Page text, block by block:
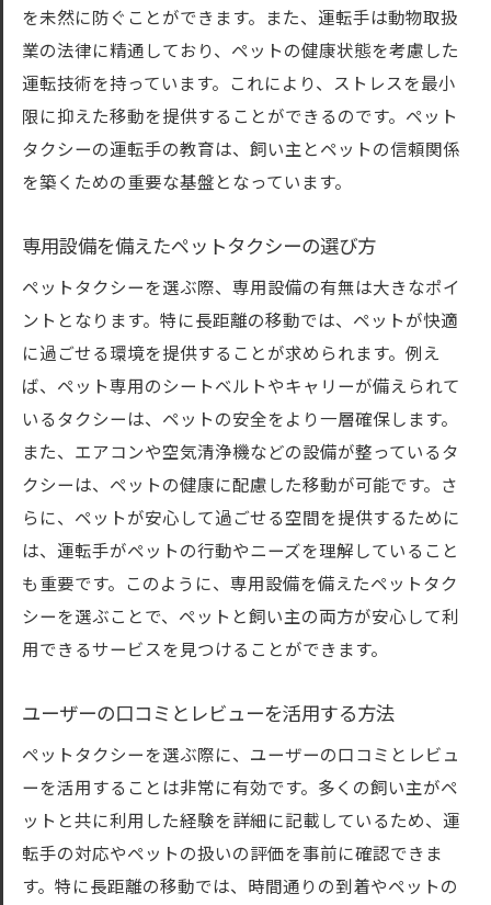
長距離移動に適したタクシーを選ぶポイン
ト
予約時に確認すべきペットタクシーの条件
長距離移動時のペットタクシー利用で気をつけ
ること
長距離移動中のペットの健康管理
緊急時の対応策を知っておく
長距離移動前に確認すべきこと
ペットタクシーの選び方で注目すべき安全性と
快適性
安全運転が第一のペットタクシー選び
快適な車内環境を提供するタクシーの特徴
長距離でも安心して乗れるタクシーとは
快適性を重視したペットタクシーの見極め
方
ストレス軽減に効果的な移動方法
ペットの心のケアを重視するタクシー
を未然に防ぐことができます。また、運転手は動物取扱
業の法律に精通しており、ペットの健康状態を考慮した
運転技術を持っています。これにより、ストレスを最小
限に抑えた移動を提供することができるのです。ペット
タクシーの運転手の教育は、飼い主とペットの信頼関係
を築くための重要な基盤となっています。
専用設備を備えたペットタクシーの選び方
ペットタクシーを選ぶ際、専用設備の有無は大きなポイ
ントとなります。特に長距離の移動では、ペットが快適
に過ごせる環境を提供することが求められます。例え
ば、ペット専用のシートベルトやキャリーが備えられて
いるタクシーは、ペットの安全をより一層確保します。
また、エアコンや空気清浄機などの設備が整っているタ
クシーは、ペットの健康に配慮した移動が可能です。さ
らに、ペットが安心して過ごせる空間を提供するために
は、運転手がペットの行動やニーズを理解していること
も重要です。このように、専用設備を備えたペットタク
シーを選ぶことで、ペットと飼い主の両方が安心して利
用できるサービスを見つけることができます。
ユーザーの口コミとレビューを活用する方法
ペットタクシーを選ぶ際に、ユーザーの口コミとレビュ
ーを活用することは非常に有効です。多くの飼い主がペ
ットと共に利用した経験を詳細に記載しているため、運
転手の対応やペットの扱いの評価を事前に確認できま
す。特に長距離の移動では、時間通りの到着やペットの